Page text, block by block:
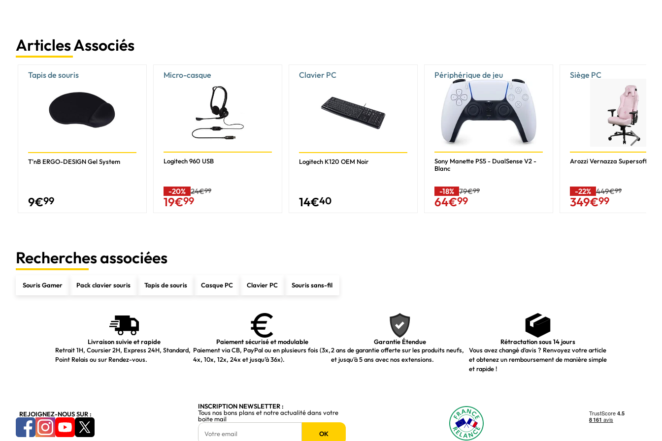
Articles Associés
Tapis de souris
T'nB ERGO-DESIGN Gel System
9€99
Micro-casque
Logitech 960 USB
-20% 24€99
19€99
Clavier PC
Logitech K120 OEM Noir
14€40
Périphérique de jeu
Sony Manette PS5 - DualSense V2 -
Blanc
-18% 79€99
64€99
Siège PC
Arozzi Vernazza Supersoft -
-22% 449€99
349€99
Recherches associées
Souris Gamer Pack clavier souris Tapis de souris Casque PC Clavier PC Souris sans-fil
Livraison suivie et rapide
Retrait 1H, Coursier 2H, Express 24H, Standard,
Point Relais ou sur Rendez-vous.
Paiement sécurisé et modulable
Paiement via CB, PayPal ou en plusieurs fois (3x,
4x, 10x, 12x, 24x et jusqu’à 36x).
Garantie Étendue
2 ans de garantie offerte sur les produits neufs,
et jusqu’à 5 ans avec nos extensions.
Rétractation sous 14 jours
Vous avez changé d’avis ? Renvoyez votre article
et obtenez un remboursement de manière simple
et rapide !
REJOIGNEZ-NOUS SUR :
INSCRIPTION NEWSLETTER :
Tous nos bons plans et notre actualité dans votre
boite mail
OK